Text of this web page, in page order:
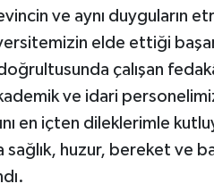
ve aynı duyguların
elde ettiği
çalışan
ve idari
en içten dileklerimle
sağlık, huzur, bereket ve